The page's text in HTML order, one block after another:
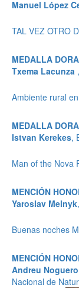
Manuel López
TAL VEZ OTRO
MEDALLA
Txema Lacunza
Ambiente rural
MEDALLA
Istvan Kerekes,
Man of the Nova
MENCIÓN
Yaroslav Melnyk
Buenas noches
MENCIÓN
Andreu
Nacional de